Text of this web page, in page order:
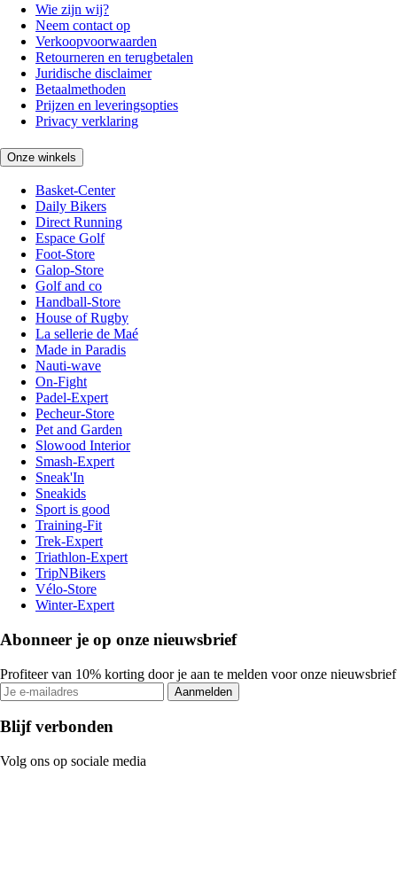
Wie zijn wij?
Neem contact op
Verkoopvoorwaarden
Retourneren en terugbetalen
Juridische disclaimer
Betaalmethoden
Prijzen en leveringsopties
Privacy verklaring
Onze winkels
Basket-Center
Daily Bikers
Direct Running
Espace Golf
Foot-Store
Galop-Store
Golf and co
Handball-Store
House of Rugby
La sellerie de Maé
Made in Paradis
Nauti-wave
On-Fight
Padel-Expert
Pecheur-Store
Pet and Garden
Slowood Interior
Smash-Expert
Sneak'In
Sneakids
Sport is good
Training-Fit
Trek-Expert
Triathlon-Expert
TripNBikers
Vélo-Store
Winter-Expert
Abonneer je op onze nieuwsbrief
Profiteer van 10% korting door je aan te melden voor onze nieuwsbrief
Aanmelden
Blijf verbonden
Volg ons op sociale media